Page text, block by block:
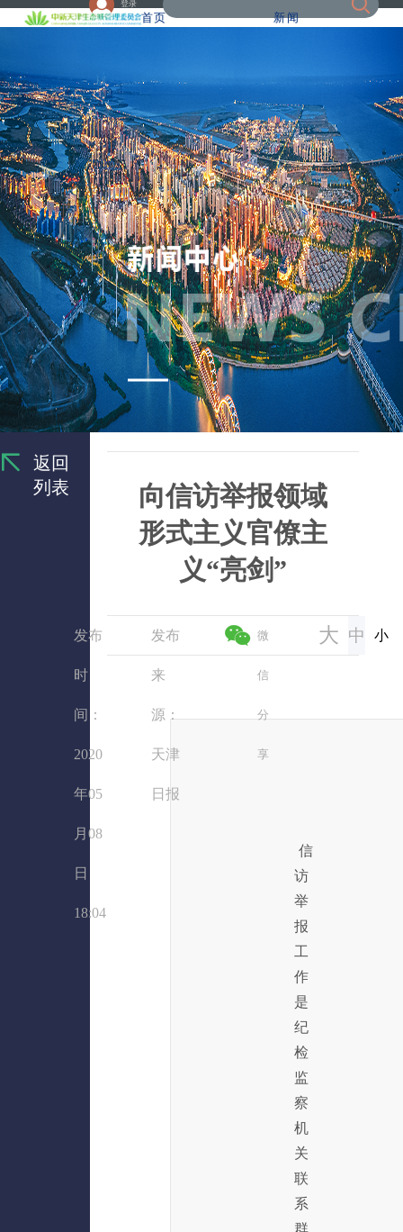
登录
首页 新闻
返回
列表
向信访举报领域
形式主义官僚主
义“亮剑”
发布
时
间：
2020
年05
月08
日
18:04
发布
来
源：
天津
日报
微
信
分
享
大 中 小
信
访
举
报
工
作
是
纪
检
监
察
机
关
联
系
群